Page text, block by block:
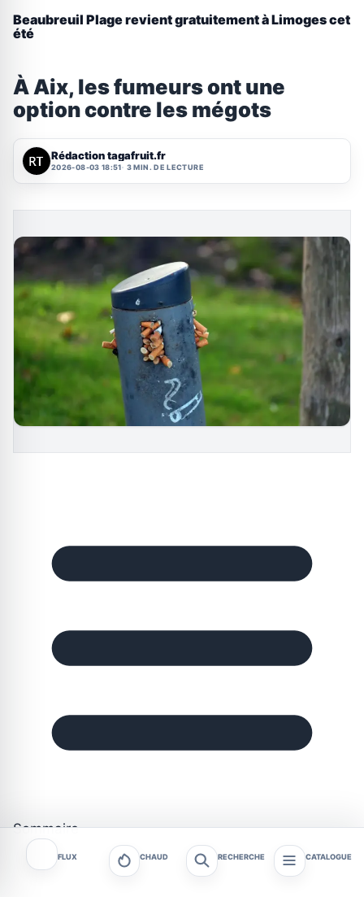
Beaubreuil Plage revient gratuitement à Limoges cet
été
À Aix, les fumeurs ont une
option contre les mégots
Rédaction tagafruit.fr
2026-08-03 18:51 3 MIN. DE LECTURE
Sommaire
FLUX CHAUD RECHERCHE CATALOGUE